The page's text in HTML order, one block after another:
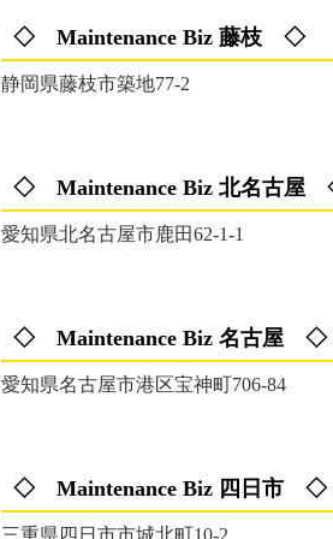
◇ Maintenance Biz 藤枝 ◇
静岡県藤枝市築地77-2
◇ Maintenance Biz 北名古屋
愛知県北名古屋市鹿田62-1-1
◇ Maintenance Biz 名古屋 ◇
愛知県名古屋市港区宝神町706-84
◇ Maintenance Biz 四日市 ◇
三重県四日市市城北町10-2